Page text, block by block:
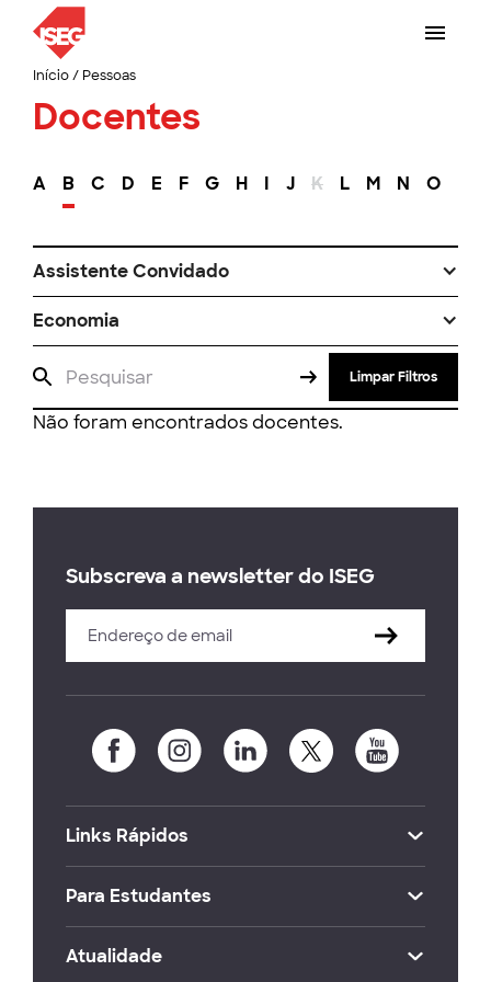
Início/ Pessoas
Docentes
A B C D E F G H I J K L M N O
Assistente Convidado
Economia
Limpar Filtros
Não foram encontrados docentes.
Subscreva a newsletter do ISEG
Links Rápidos
Para Estudantes
Atualidade